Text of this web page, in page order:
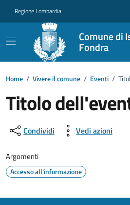
Regione Lombardia
Comune di
Fondra
Home / Vivere il comune / Eventi /
Titolo
Dettagli della
Condividi Vedi azioni
Argomenti
Accesso all'informazione